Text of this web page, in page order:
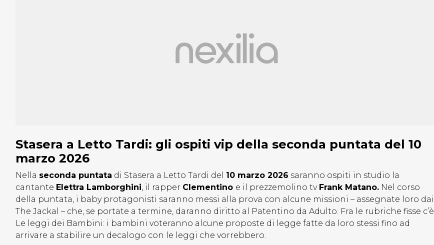
Stasera a Letto Tardi: gli ospiti vip della seconda puntata del 10
marzo 2026
Nella seconda puntata di Stasera a Letto Tardi del 10 marzo 2026 saranno ospiti in studio la
cantante Elettra Lamborghini , il rapper Clementino e il prezzemolino tv Frank Matano. Nel corso
della puntata, i baby protagonisti saranno messi alla prova con alcune missioni – assegnate loro dai
The Jackal – che, se portate a termine, daranno diritto al Patentino da Adulto. Fra le rubriche fisse c’è
Le leggi dei Bambini: i bambini voteranno alcune proposte di legge fatte da loro stessi fino ad
arrivare a stabilire un decalogo con le leggi che vorrebbero.